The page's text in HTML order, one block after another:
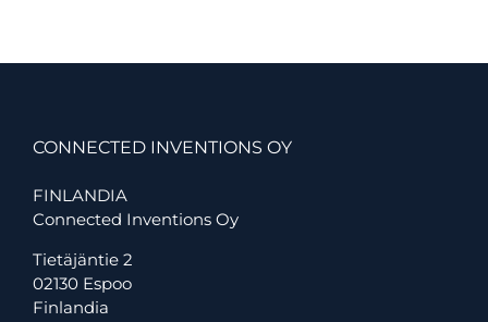
CONNECTED INVENTIONS OY
FINLANDIA
Connected Inventions Oy
Tietäjäntie 2
02130 Espoo
Finlandia